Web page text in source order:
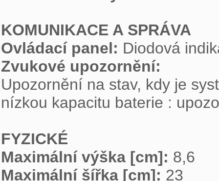
KOMUNIKACE A SPRÁVA
Ovládací panel:
Zvukové upozornění:
Upozornění na stav, kdy je
nízkou kapacitu baterie :
FYZICKÉ
Maximální výška [cm]:
Maximální šířka [cm]: